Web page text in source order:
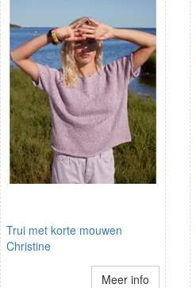
Trui met korte mouwen
Christine
Meer info